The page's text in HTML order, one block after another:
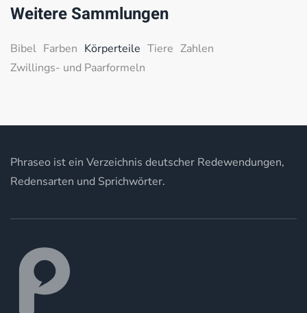
Weitere Sammlungen
Bibel Farben Körperteile Tiere Zahlen
Zwillings- und Paarformeln
Phraseo ist ein Verzeichnis deutscher Redewendungen,
Redensarten und Sprichwörter.